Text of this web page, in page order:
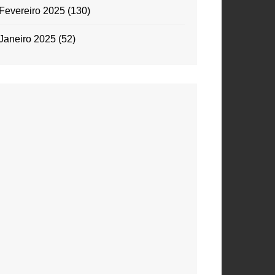
Fevereiro 2025(130)
2025(52)